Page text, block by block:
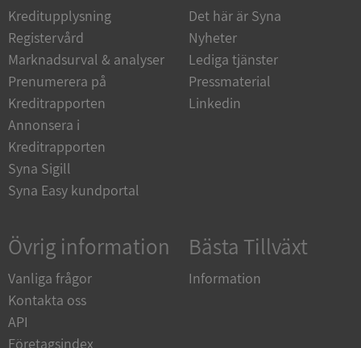
Kreditupplysning
Registervård
Marknadsurval & analyser
Prenumerera på
Kreditrapporten
Annonsera i
Kreditrapporten
Syna Sigill
Syna Easy kundportal
Det här är Syna
Nyheter
Lediga tjänster
Pressmaterial
Linkedin
Övrig information
Vanliga frågor
Kontakta oss
API
Företagsindex
Bästa Tillväxt
Information
ARRAffinity
Corporation
__RequestVerificationToken
Microsoft
Corporation